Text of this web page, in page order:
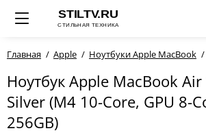
Главная Apple Ноутбуки Apple MacBook
Ноутбук Apple MacBook
Silver (M4 10-Core, GPU 8-
256GB)